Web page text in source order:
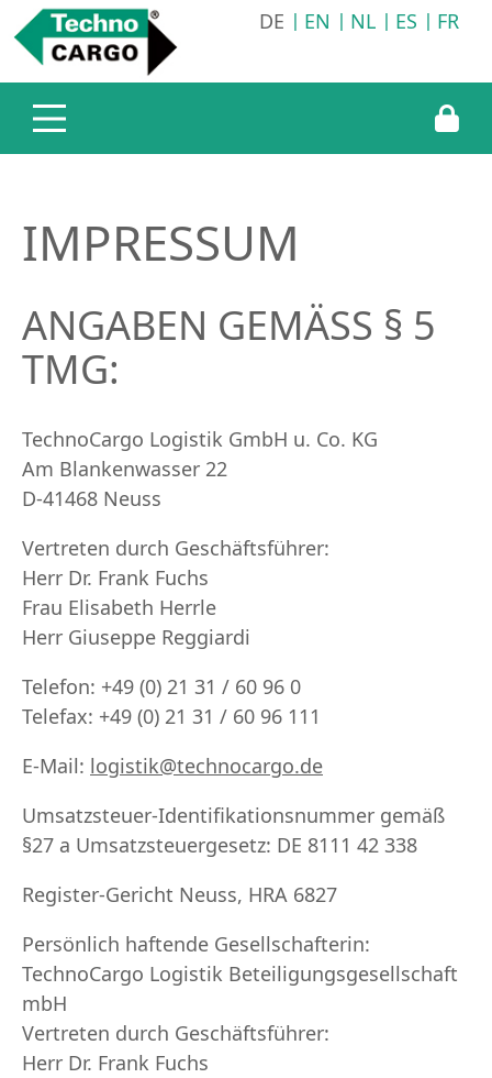
DE EN NL ES FR
IMPRESSUM
ANGABEN GEMÄSS § 5 T
MG:
TechnoCargo Logistik GmbH u. Co. KG
Am Blankenwasser 22
D-41468 Neuss
Vertreten durch Geschäftsführer:
Herr Dr. Frank Fuchs
Frau Elisabeth Herrle
Herr Giuseppe Reggiardi
Telefon: +49 (0) 21 31 / 60 96 0
Telefax: +49 (0) 21 31 / 60 96 111
E-Mail: logistik@technocargo.de
Umsatzsteuer-Identifikationsnummer gemäß
§27 a Umsatzsteuergesetz: DE 8111 42 338
Register-Gericht Neuss, HRA 6827
Persönlich haftende Gesellschafterin:
TechnoCargo Logistik Beteiligungsgesellschaft
mbH
Vertreten durch Geschäftsführer:
Herr Dr. Frank Fuchs
Unternehmen
Technocargo Deutschland
Leistungen
Transportlogistik
Werkstatt
Karriere
Stellenangebote
Online Bewerbung